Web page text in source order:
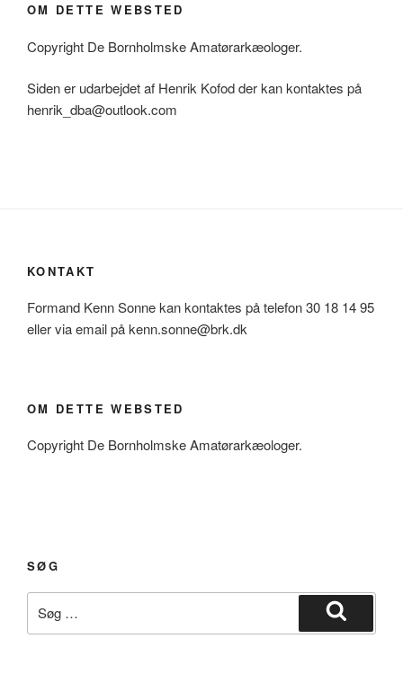
OM DETTE WEBSTED
Copyright De Bornholmske Amatørarkæologer.
Siden er udarbejdet af Henrik Kofod der kan kontaktes på
henrik_dba@outlook.com
KONTAKT
Formand Kenn Sonne kan kontaktes på telefon 30 18 14 95
eller via email på kenn.sonne@brk.dk
OM DETTE WEBSTED
Copyright De Bornholmske Amatørarkæologer.
SØG
efter:
Søg